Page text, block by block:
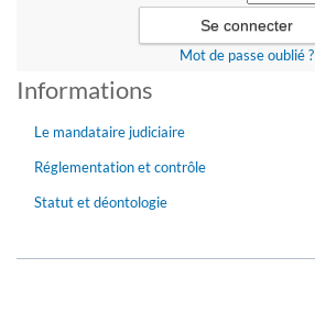
Mot de passe oublié ?
Informations
Le mandataire judiciaire
Réglementation et contrôle
Statut et déontologie